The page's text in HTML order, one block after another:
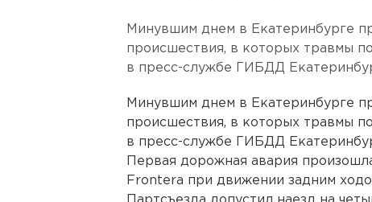
Минувшим днем в Екатеринбурге
происшествия, в которых травмы
в пресс-службе ГИБДД
Минувшим днем в Екатеринбурге
происшествия, в которых травмы
в пресс-службе ГИБДД
Первая дорожная авария
Frontera при движении задним